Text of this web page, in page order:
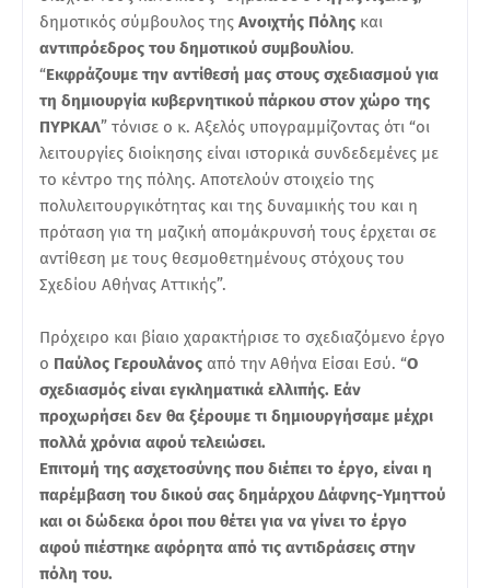
δημοτικός σύμβουλος της Ανοιχτής Πόλης και
αντιπρόεδρος του δημοτικού συμβουλίου.
“Εκφράζουμε την αντίθεσή μας στους σχεδιασμού για
τη δημιουργία κυβερνητικού πάρκου στον χώρο της
ΠΥΡΚΑΛ” τόνισε ο κ. Αξελός υπογραμμίζοντας ότι “οι
λειτουργίες διοίκησης είναι ιστορικά συνδεδεμένες με
το κέντρο της πόλης. Αποτελούν στοιχείο της
πολυλειτουργικότητας και της δυναμικής του και η
πρόταση για τη μαζική απομάκρυνσή τους έρχεται σε
αντίθεση με τους θεσμοθετημένους στόχους του
Σχεδίου Αθήνας Αττικής”.
Πρόχειρο και βίαιο χαρακτήρισε το σχεδιαζόμενο έργο
ο Παύλος Γερουλάνος από την Αθήνα Είσαι Εσύ. “Ο
σχεδιασμός είναι εγκληματικά ελλιπής. Εάν
προχωρήσει δεν θα ξέρουμε τι δημιουργήσαμε μέχρι
πολλά χρόνια αφού τελειώσει.
Επιτομή της ασχετοσύνης που διέπει το έργο, είναι η
παρέμβαση του δικού σας δημάρχου Δάφνης-Υμηττού
και οι δώδεκα όροι που θέτει για να γίνει το έργο
αφού πιέστηκε αφόρητα από τις αντιδράσεις στην
πόλη του.